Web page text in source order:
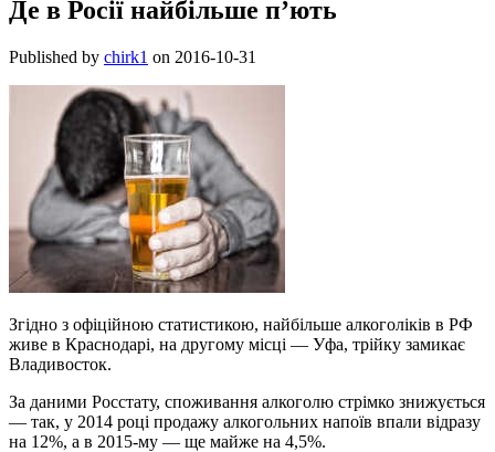
Де в Росії найбільше п’ють
Published by chirk1 on 2016-10-31
Згідно з офіційною статистикою, найбільше алкоголіків в РФ
живе в Краснодарі, на другому місці — Уфа, трійку замикає
Владивосток.
За даними Росстату, споживання алкоголю стрімко знижується
— так, у 2014 році продажу алкогольних напоїв впали відразу
на 12%, а в 2015-му — ще майже на 4,5%.